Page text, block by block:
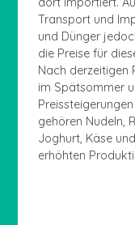
Transport und
und Dünger
die Preise für
Nach derzeitigen
im Spätsommer
gehören Nudeln,
Joghurt, Käse
erhöhten